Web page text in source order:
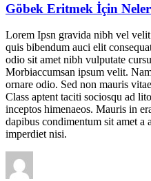
Göbek Eritmek İçin Neler
Lorem Ipsn gravida nibh vel
quis bibendum auci elit
odio sit amet nibh vulputate
Morbiaccumsan ipsum velit.
ornare odio. Sed non mauris
Class aptent taciti sociosqu ad
inceptos himenaeos. Mauris in
dapibus condimentum sit amet a
imperdiet nisi.